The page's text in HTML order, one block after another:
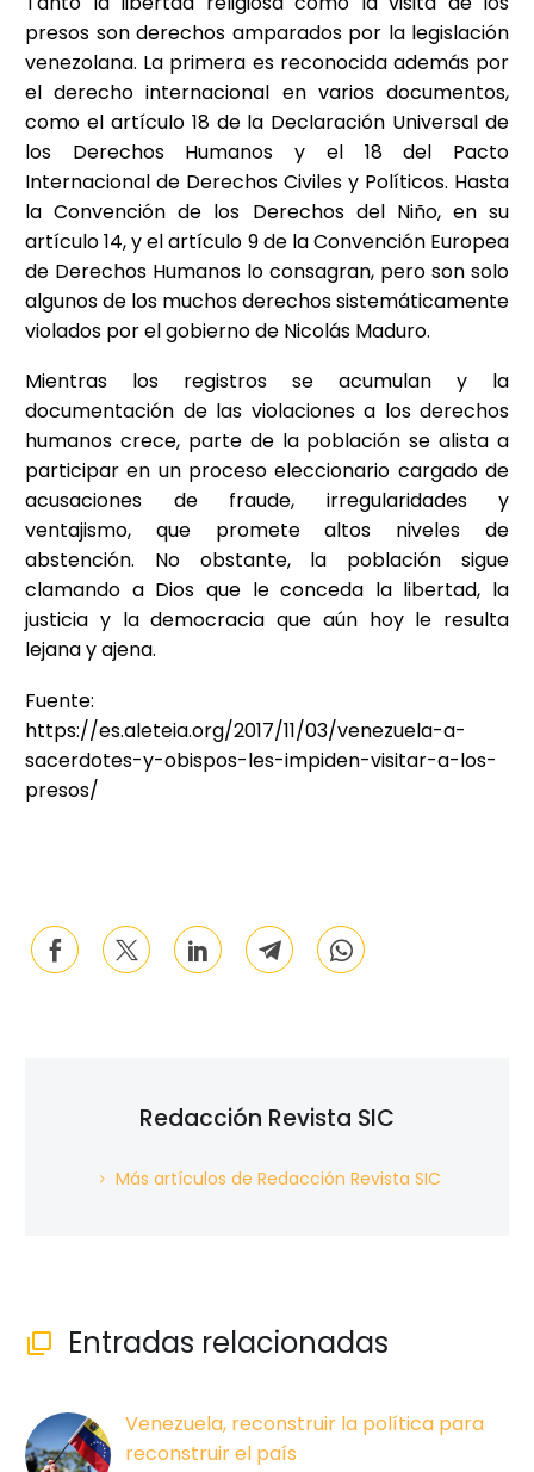
presos son derechos amparados por la legislación
venezolana. La primera es reconocida además por
el derecho internacional en varios documentos,
como el artículo 18 de la Declaración Universal de
los Derechos Humanos y el 18 del Pacto
Internacional de Derechos Civiles y Políticos. Hasta
la Convención de los Derechos del Niño, en su
artículo 14, y el artículo 9 de la Convención Europea
de Derechos Humanos lo consagran, pero son solo
algunos de los muchos derechos sistemáticamente
violados por el gobierno de Nicolás Maduro.
Mientras los registros se acumulan y la
documentación de las violaciones a los derechos
humanos crece, parte de la población se alista a
participar en un proceso eleccionario cargado de
acusaciones de fraude, irregularidades y
ventajismo, que promete altos niveles de
abstención. No obstante, la población sigue
clamando a Dios que le conceda la libertad, la
justicia y la democracia que aún hoy le resulta
lejana y ajena.
Fuente:
https://es.aleteia.org/2017/11/03/venezuela-a-
sacerdotes-y-obispos-les-impiden-visitar-a-los-
presos/
Redacción Revista SIC
Más artículos de Redacción Revista SIC
 Entradas relacionadas
Venezuela, reconstruir la política para
reconstruir el país